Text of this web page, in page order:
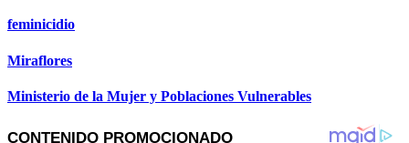
feminicidio
Miraflores
Ministerio de la Mujer y Poblaciones Vulnerables